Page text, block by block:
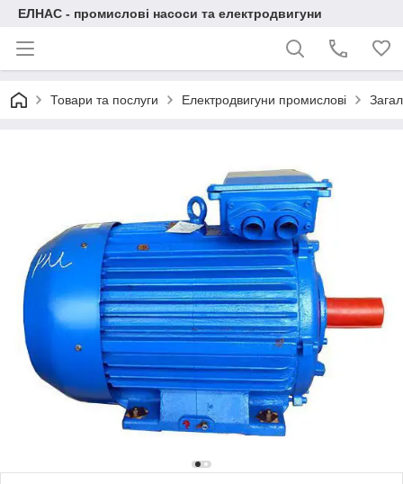
ЕЛНАС - промислові насоси та електродвигуни
Товари та послуги Електродвигуни промислові